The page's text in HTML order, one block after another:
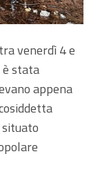
venerdì 4 e
è stata
appena